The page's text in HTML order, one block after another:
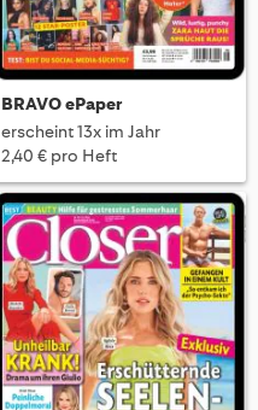
BRAVO ePaper
erscheint 13x im Jahr
2,40 € pro Heft